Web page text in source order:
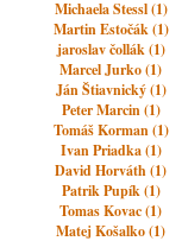
Michaela Stessl (1)
Martin Estočák (1)
jaroslav čollák (1)
Marcel Jurko (1)
Ján Štiavnický (1)
Peter Marcin (1)
Tomáš Korman (1)
Ivan Priadka (1)
David Horváth (1)
Patrik Pupík (1)
Tomas Kovac (1)
Matej Košalko (1)